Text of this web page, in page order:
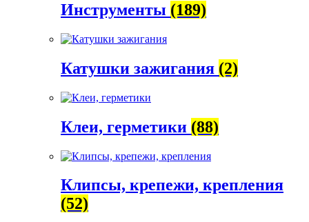
Инструменты (189)
Катушки зажигания (2)
Клеи, герметики (88)
Клипсы, крепежи, крепления
(52)